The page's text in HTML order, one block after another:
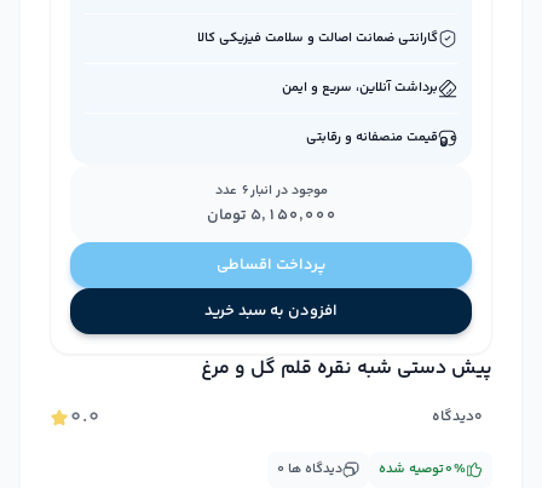
پیش دستی شبه نقره قلم گل و مرغ
۰.۰
دیدگاه۰
۰ دیدگاه ها توصیه شده۰%
گارانتی ضمانت اصالت و سلامت فیزیکی کالا
برداشت آنلاین، سریع و ایمن
قیمت منصفانه و رقابتی
موجود در انبار6 عدد
۵٬۱۵۰٬۰۰۰ تومان
پرداخت اقساطی
افزودن به سبد خرید